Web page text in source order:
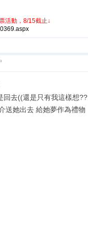
活動，8/15截止↓
回去((還是只有我這樣想??
送她出去 給她夢作為禮物